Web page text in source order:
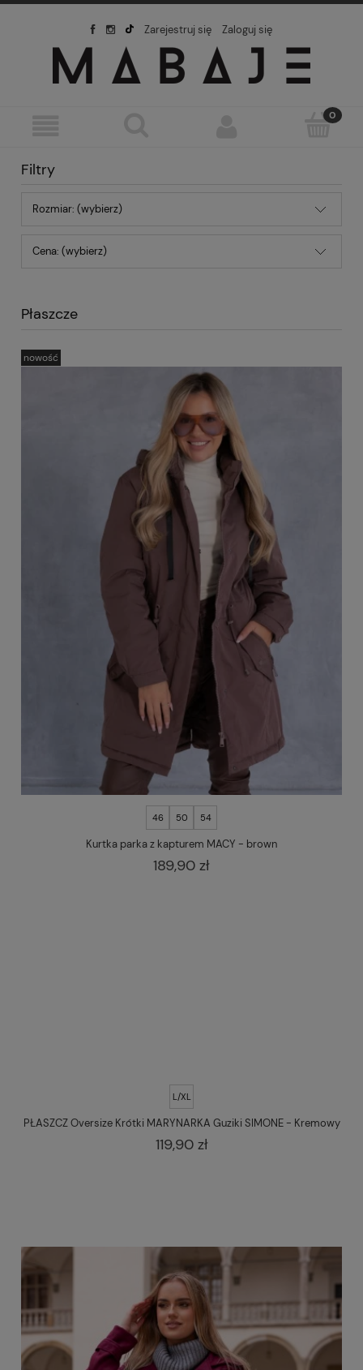
Zarejestruj się Zaloguj się
Filtry
Rozmiar: (wybierz)
Cena: (wybierz)
Płaszcze
46 50 54
Kurtka parka z kapturem MACY - brown
189,90 zł
nowość
L/XL
PŁASZCZ Oversize Krótki MARYNARKA Guziki SIMONE - Kremowy
119,90 zł